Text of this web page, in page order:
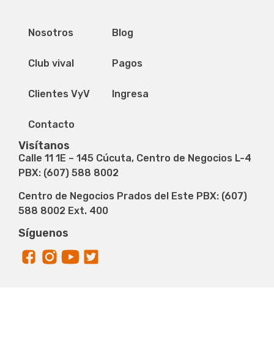
Nosotros
Club vival
Clientes VyV
Contacto
Blog
Pagos
Ingresa
Visítanos
Calle 11 1E – 145 Cúcuta, Centro de Negocios L-4
PBX: (607) 588 8002
Centro de Negocios Prados del Este PBX: (607)
588 8002 Ext. 400
Síguenos